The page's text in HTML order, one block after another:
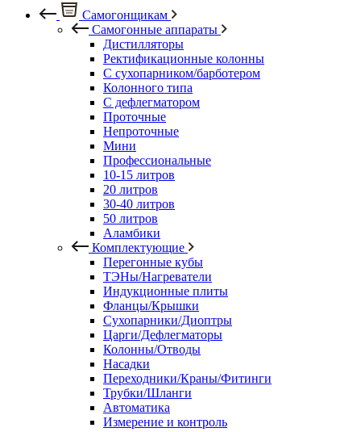
Самогонщикам
Самогонные аппараты
Дистилляторы
Ректификационные колонны
С сухопарником/барботером
Колонного типа
С дефлегматором
Проточные
Непроточные
Мини
Профессиональные
10-15 литров
20 литров
30-40 литров
50 литров
Аламбики
Комплектующие
Перегонные кубы
ТЭНы/Нагреватели
Индукционные плиты
Фланцы/Крышки
Сухопарники/Диоптры
Царги/Дефлегматоры
Колонны/Отводы
Насадки
Переходники/Краны/Фитинги
Трубки/Шланги
Автоматика
Измерение и контроль